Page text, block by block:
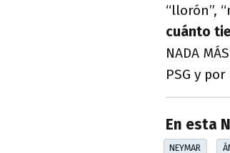
“llorón”,
cuánto
NADA
PSG y
En esta
NEYMAR